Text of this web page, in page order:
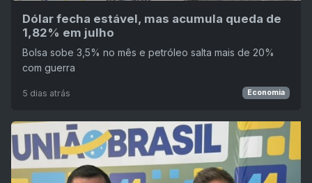
Dólar fecha estável, mas acumula queda de
1,82% em julho
Bolsa sobe 3,5% no mês e petróleo salta mais de 20%
com guerra
5 dias atrás Economia